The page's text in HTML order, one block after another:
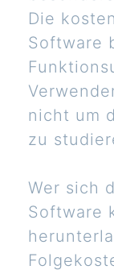
Die
Software
nicht um
zu
Wer sich
Software